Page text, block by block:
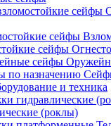
и техника
(роклы)